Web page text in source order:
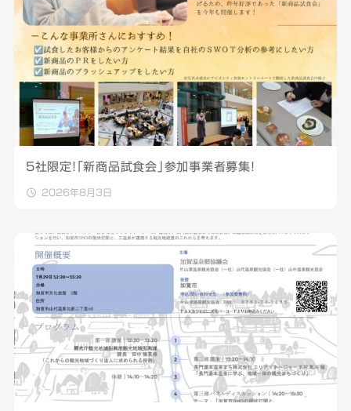
5社限定！「新商品試食会」参加事業者募集！
2026年8月3日